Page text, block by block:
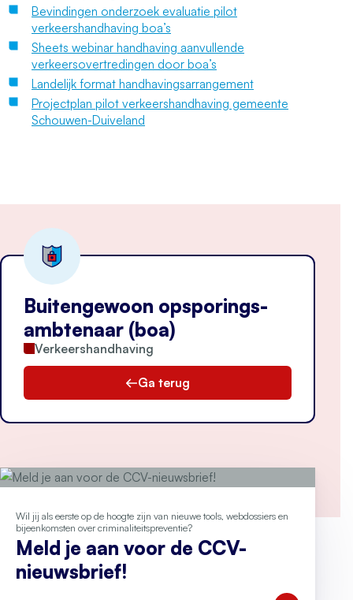
Bevindingen onderzoek evaluatie pilot
verkeershandhaving boa’s
Sheets webinar handhaving aanvullende
verkeersovertredingen door boa’s
Landelijk format handhavingsarrangement
Projectplan pilot verkeershandhaving gemeente
Schouwen-Duiveland
Buitengewoon opsporings­
ambtenaar (boa)
Verkeershandhaving
Ga terug
Wil jij als eerste op de hoogte zijn van nieuwe tools, webdossiers en
bijeenkomsten over criminaliteitspreventie?
Meld je aan voor de CCV-
nieuwsbrief!